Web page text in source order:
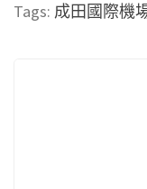
Tags: 成田國際機